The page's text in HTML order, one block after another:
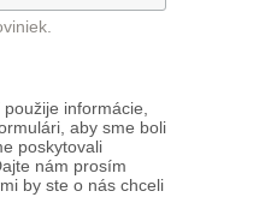
informácie,
aby sme boli
poskytovali
nám prosím
by ste o nás chceli